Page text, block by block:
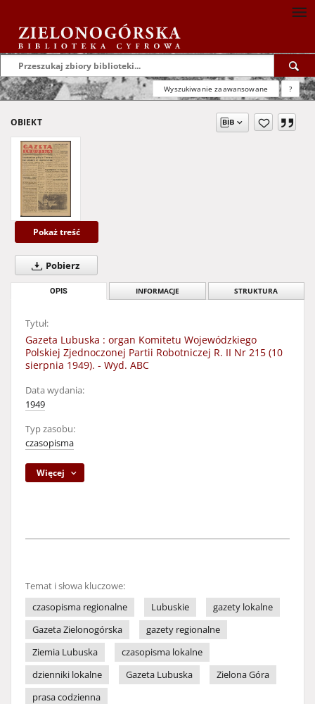
Wyszukiwanie zaawansowane ?
OBIEKT
Pokaż treść
Pobierz
OPIS INFORMACJE STRUKTURA
Tytuł:
Gazeta Lubuska : organ Komitetu Wojewódzkiego
Polskiej Zjednoczonej Partii Robotniczej R. II Nr 215 (10
sierpnia 1949). - Wyd. ABC
Data wydania:
1949
Typ zasobu:
czasopisma
Więcej
Temat i słowa kluczowe:
czasopisma regionalne
Lubuskie
gazety lokalne
Gazeta Zielonogórska
gazety regionalne
Ziemia Lubuska
czasopisma lokalne
dzienniki lokalne
Gazeta Lubuska
Zielona Góra
prasa codzienna